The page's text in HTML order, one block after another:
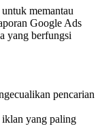
memantau
Google Ads
yang berfungsi
pencarian
yang paling